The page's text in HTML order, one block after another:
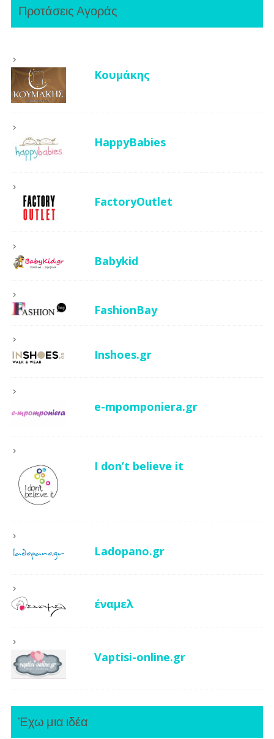
Προτάσεις Αγοράς
Κουμάκης
HappyBabies
FactoryOutlet
Babykid
FashionBay
Inshoes.gr
e-mpomponiera.gr
I don’t believe it
Ladopano.gr
έναμελ
Vaptisi-online.gr
Έχω μια ιδέα